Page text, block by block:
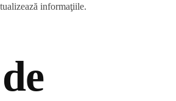
informaţiile.